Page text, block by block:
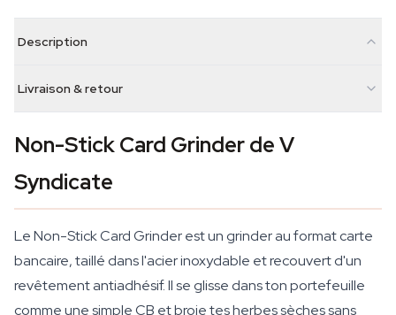
Description
Livraison & retour
Non-Stick Card Grinder de V
Syndicate
Le Non-Stick Card Grinder est un grinder au format carte
bancaire, taillé dans l'acier inoxydable et recouvert d'un
revêtement antiadhésif. Il se glisse dans ton portefeuille
comme une simple CB et broie tes herbes sèches sans